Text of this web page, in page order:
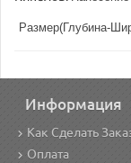
Размер(Глубина-
Информация
Как Сделать
Оплата